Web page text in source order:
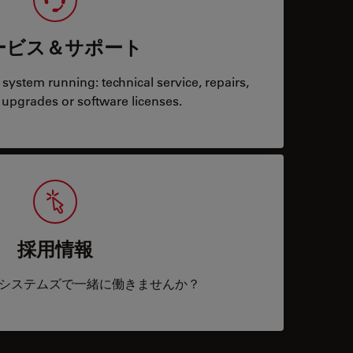
ビス＆サポート
running: technical service, repairs,
or software licenses.
採用情報
ステムズで一緒に働きませんか？